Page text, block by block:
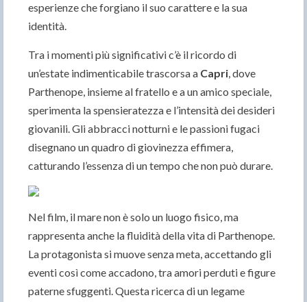
esperienze che forgiano il suo carattere e la sua
identità.
Tra i momenti più significativi c’è il ricordo di
un’estate indimenticabile trascorsa a Capri, dove
Parthenope, insieme al fratello e a un amico speciale,
sperimenta la spensieratezza e l’intensità dei desideri
giovanili. Gli abbracci notturni e le passioni fugaci
disegnano un quadro di giovinezza effimera,
catturando l’essenza di un tempo che non può durare.
Nel film, il mare non è solo un luogo fisico, ma
rappresenta anche la fluidità della vita di Parthenope.
La protagonista si muove senza meta, accettando gli
eventi così come accadono, tra amori perduti e figure
paterne sfuggenti. Questa ricerca di un legame